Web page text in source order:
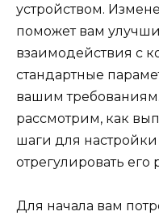
устройством.
поможет вам
взаимодействия с
стандартные
вашим
рассмотрим, как
шаги для настройки
отрегулировать его
Для начала вам